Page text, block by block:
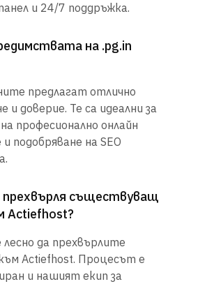
и 24/7 поддръжка.
на .pg.in
предлагат отлично
и доверие. Те са идеални за
професионално онлайн
подобряване на SEO
прехвърля съществуващ
Actiefhost?
да прехвърлите
Actiefhost. Процесът е
и нашият екип за